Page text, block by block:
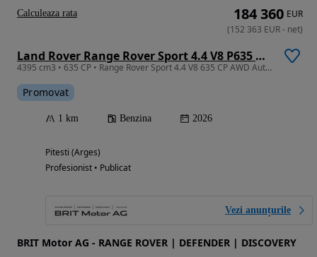
Land Rover Range Rover Sport 4.4 V8 P635 MHEV SV
4395 cm3 • 635 CP • Range Rover Sport 4.4 V8 635 CP AWD Auto MHEV SV
Promovat
1 km Benzina 2026
Pitesti (Arges)
Profesionist • Publicat
Vezi anunțurile
BRIT Motor AG - RANGE ROVER | DEFENDER | DISCOVERY
184 360 EUR
(152 363 EUR- net)
Calculeaza rata